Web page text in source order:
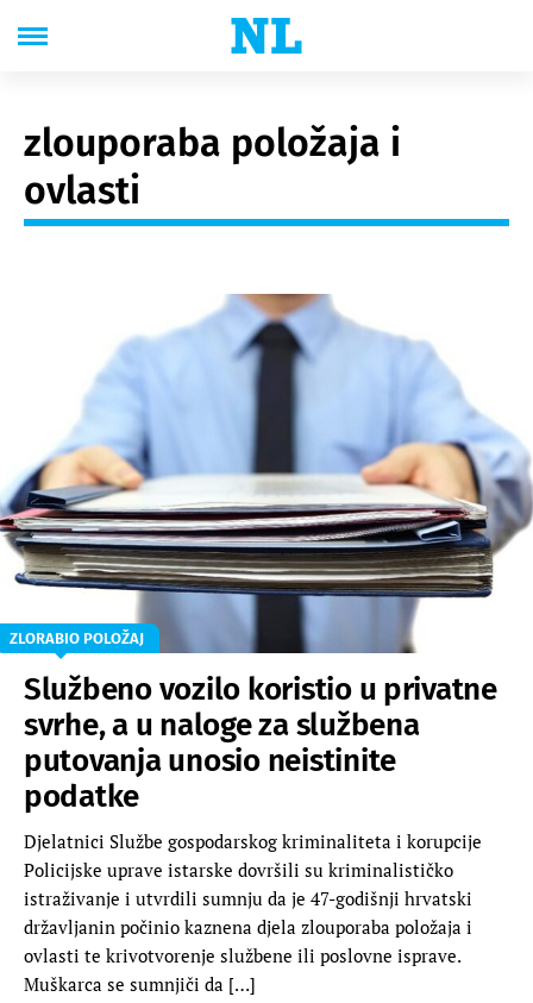
zlouporaba položaja i
ovlasti
ZLORABIO POLOŽAJ
Službeno vozilo koristio u privatne
svrhe, a u naloge za službena
putovanja unosio neistinite
podatke
Djelatnici Službe gospodarskog kriminaliteta i korupcije
Policijske uprave istarske dovršili su kriminalističko
istraživanje i utvrdili sumnju da je 47-godišnji hrvatski
državljanin počinio kaznena djela zlouporaba položaja i
ovlasti te krivotvorenje službene ili poslovne isprave.
Muškarca se sumnjiči da […]